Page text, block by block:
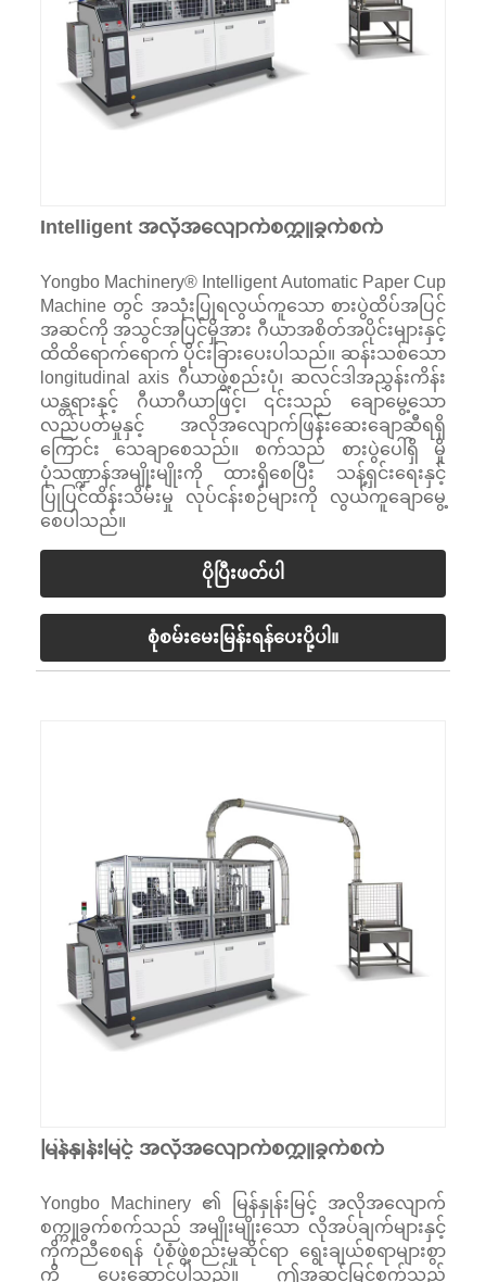
Intelligent အလိုအလျောက်စက္ကူခွက်စက်
Yongbo Machinery® Intelligent Automatic Paper Cup
Machine တွင် အသုံးပြုရလွယ်ကူသော စားပွဲထိပ်အပြင်
အဆင်ကို အသွင်အပြင်မှိုအား ဂီယာအစိတ်အပိုင်းများနှင့်
ထိထိရောက်ရောက် ပိုင်းခြားပေးပါသည်။ ဆန်းသစ်သော
longitudinal axis ဂီယာဖွဲ့စည်းပုံ၊ ဆလင်ဒါအညွှန်းကိန်း
ယန္တရားနှင့် ဂီယာဂီယာဖြင့်၊ ၎င်းသည် ချောမွေ့သော
လည်ပတ်မှုနှင့် အလိုအလျောက်ဖြန်းဆေးချောဆီရရှိ
ကြောင်း သေချာစေသည်။ စက်သည် စားပွဲပေါ်ရှိ မှို
ပုံသဏ္ဍာန်အမျိုးမျိုးကို ထားရှိစေပြီး သန့်ရှင်းရေးနှင့်
ပြုပြင်ထိန်းသိမ်းမှု လုပ်ငန်းစဉ်များကို လွယ်ကူချောမွေ့
စေပါသည်။
ပိုပြီးဖတ်ပါ
စုံစမ်းမေးမြန်းရန်ပေးပို့ပါ။
မြန်နှုန်းမြင့် အလိုအလျောက်စက္ကူခွက်စက်
Yongbo Machinery ၏ မြန်နှုန်းမြင့် အလိုအလျောက်
စက္ကူခွက်စက်သည် အမျိုးမျိုးသော လိုအပ်ချက်များနှင့်
ကိုက်ညီစေရန် ပုံစံဖွဲ့စည်းမှုဆိုင်ရာ ရွေးချယ်စရာများစွာ
ကို ပေးဆောင်ပါသည်။ ဤအဆင့်မြင့်စက်သည်